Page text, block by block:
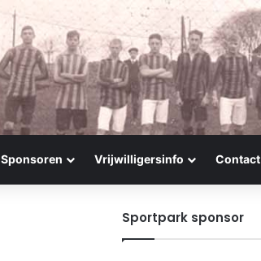
Sponsoren Vrijwilligersinfo Contact
Sportpark sponsor